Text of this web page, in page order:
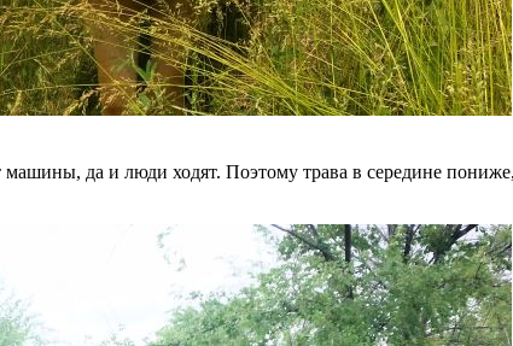
да и люди ходят. Поэтому трава в середине